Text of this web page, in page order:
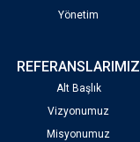
Yönetim
REFERANSLARIMIZ
Alt Başlık
Vizyonumuz
Misyonumuz